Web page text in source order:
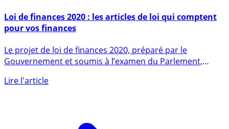
23 novembre 2019
pour vos finances
Gouvernement et soumis à l’examen du Parlement,